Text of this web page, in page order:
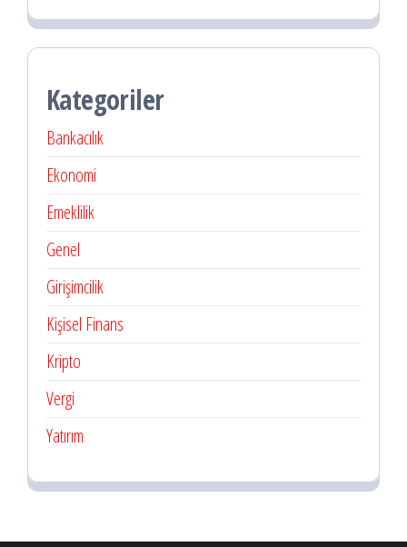
Kategoriler
Bankacılık
Ekonomi
Emeklilik
Genel
Girişimcilik
Kişisel Finans
Kripto
Vergi
Yatırım